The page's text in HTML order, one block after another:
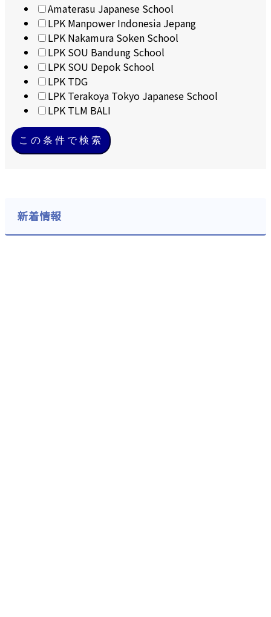
Amaterasu Japanese School
LPK Manpower Indonesia Jepang
LPK Nakamura Soken School
LPK SOU Bandung School
LPK SOU Depok School
LPK TDG
LPK Terakoya Tokyo Japanese School
LPK TLM BALI
この条件で検索
新着情報